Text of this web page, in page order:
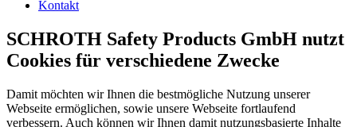
Kontakt
SCHROTH Safety Products GmbH nutzt
Cookies für verschiedene Zwecke
Damit möchten wir Ihnen die bestmögliche Nutzung unserer
Webseite ermöglichen, sowie unsere Webseite fortlaufend
verbessern. Auch können wir Ihnen damit nutzungsbasierte Inhalte